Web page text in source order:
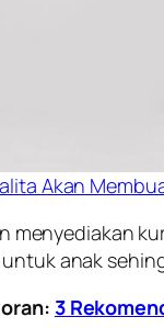
Akan
menyediakan
anak
3